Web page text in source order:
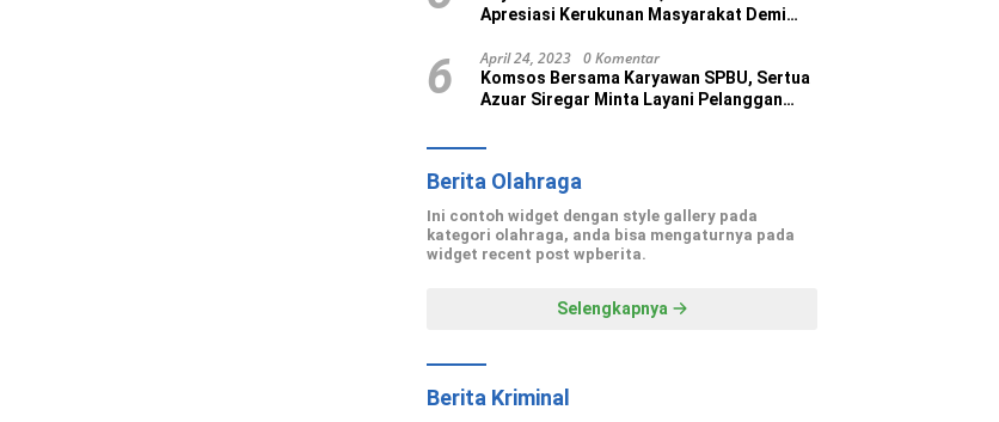
Apresiasi Kerukunan Masyarakat Demi
6 April 24, 2023 0 Komentar
Komsos Bersama Karyawan SPBU, Sertua
Azuar Siregar Minta Layani Pelanggan
Berita Olahraga
Ini contoh widget dengan style gallery pada
kategori olahraga, anda bisa mengaturnya pada
widget recent post wpberita.
Selengkapnya
Berita Kriminal